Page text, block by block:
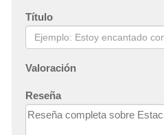
Título
Valoración
Reseña